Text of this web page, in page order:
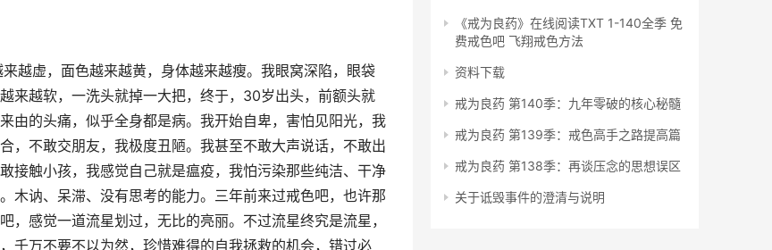
越虚，面色越来越黄，身体越来越瘦。我眼窝深陷，眼袋
来越软，一洗头就掉一大把，终于，30岁出头，前额头就
由的头痛，似乎全身都是病。我开始自卑，害怕见阳光，我
，不敢交朋友，我极度丑陋。我甚至不敢大声说话，不敢出
接触小孩，我感觉自己就是瘟疫，我怕污染那些纯洁、干净
木讷、呆滞、没有思考的能力。三年前来过戒色吧，也许那
感觉一道流星划过，无比的亮丽。不过流星终究是流星，
千万不要不以为然，珍惜难得的自我拯救的机会，错过必
《戒为良药》在线阅读TXT 1-140全季 免
费戒色吧 飞翔戒色方法
资料下载
戒为良药 第140季：九年零破的核心秘髓
戒为良药 第139季：戒色高手之路提高篇
戒为良药 第138季：再谈压念的思想误区
关于诋毁事件的澄清与说明